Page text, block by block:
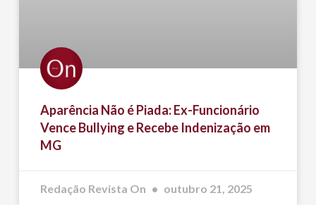
Aparência Não é Piada: Ex-Funcionário
Vence Bullying e Recebe Indenização em
MG
Redação Revista On outubro 21, 2025